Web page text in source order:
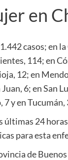
en
casos; en
114; en
12; en
6; en San
7 y en Tucumán,
24
para esta
de